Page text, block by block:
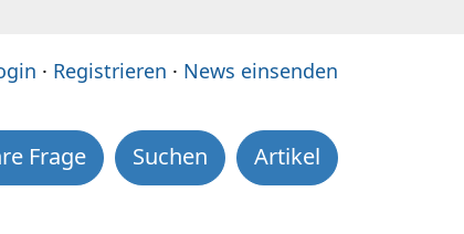
· Registrieren · News einsenden
Artikel
Suchen
Frage